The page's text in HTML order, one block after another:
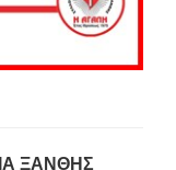
ΞΑΝΘΗΣ